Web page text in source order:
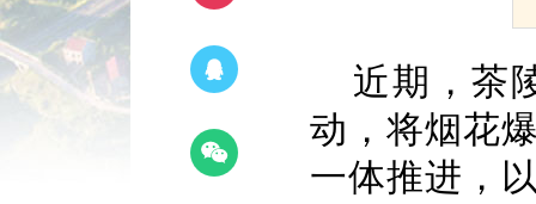
近期，茶
动，将烟花
一体推进，